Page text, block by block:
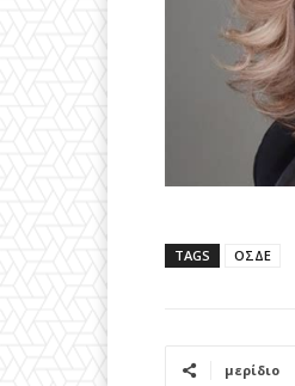
TAGS ΟΣΔΕ
μερίδιο